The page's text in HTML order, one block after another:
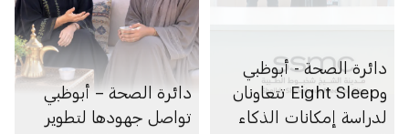
دائرة الصحة - أبوظبي
وEight Sleep تتعاونان
لدراسة إمكانات الذكاء
دائرة الصحة – أبوظبي
تواصل جهودها لتطوير